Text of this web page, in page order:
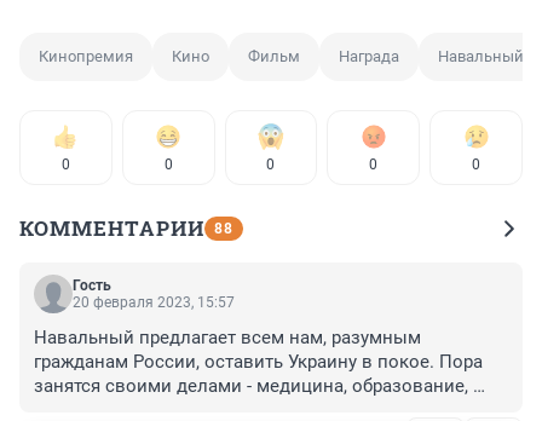
Кинопремия Кино Фильм Награда Навальный
0 0 0 0 0
КОММЕНТАРИИ 88
Гость
20 февраля 2023, 15:57
Навальный предлагает всем нам, разумным
гражданам России, оставить Украину в покое. Пора
занятся своими делами - медицина, образование,